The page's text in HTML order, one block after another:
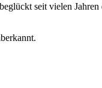
seit vielen